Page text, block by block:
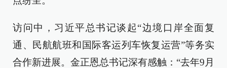
访问中，习近平总书记谈起“边境口岸全面复
通、民航航班和国际客运列车恢复运营”等务实
合作新进展。金正恩总书记深有感触：“去年9月